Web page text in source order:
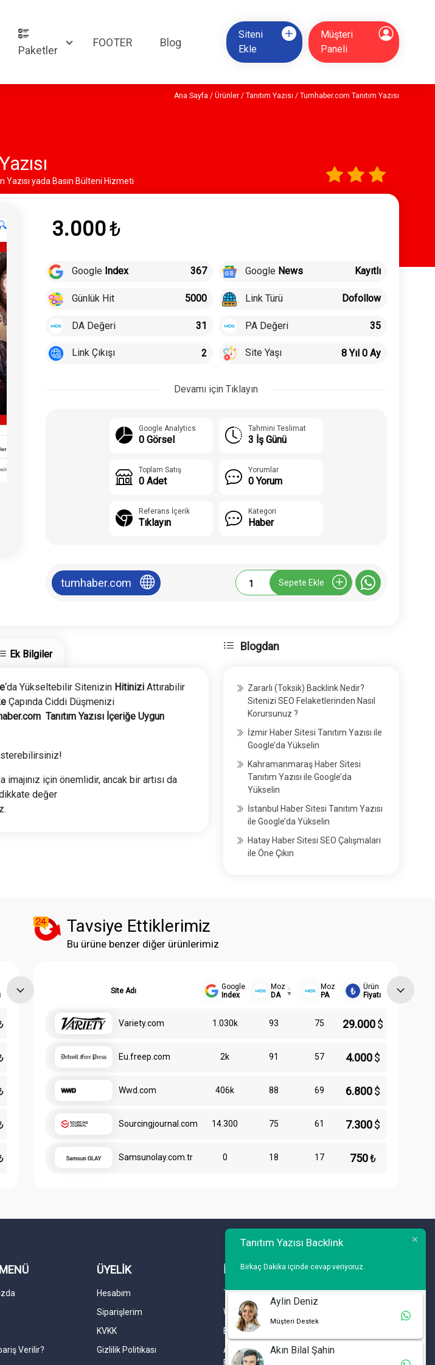
Paketler
FOOTER Blog
Siteni
Ekle
Müşteri
Paneli
Ana Sayfa / Ürünler/ Tanıtım Yazısı / Tumhaber.com Tanıtım Yazısı
Yazısı yada Basın Bülteni Hizmeti
3.000₺
Google Index 367 Google News Kayıtlı
Günlük Hit 5000 Link Türü Dofollow
DA Değeri 31 PA Değeri 35
Link Çıkışı 2 Site Yaşı 8 Yıl 0 Ay
Devamı için Tıklayın
Google Analytics
0 Görsel
Tahmini Teslimat
3 İş Günü
Toplam Satış
0 Adet
Yorumlar
0 Yorum
Referans İçerik
Tıklayın
Kategori
Haber
tumhaber.com
Tumhaber.com
Tanıtım
Sepete Ekle
Ek Bilgiler
‘da Yükseltebilir Sitenizin Hitinizi Attırabilir
Çapında Ciddi Düşmenizi
Tanıtım Yazısı İçeriğe Uygun
imajınız için önemlidir, ancak bir artısı da
değer
Blogdan
Zararlı (Toksik) Backlink Nedir?
Sitenizi SEO Felaketlerinden Nasıl
Korursunuz ?
İzmir Haber Sitesi Tanıtım Yazısı ile
Google’da Yükselin
Kahramanmaraş Haber Sitesi
Tanıtım Yazısı ile Google’da
Yükselin
İstanbul Haber Sitesi Tanıtım Yazısı
ile Google’da Yükselin
Hatay Haber Sitesi SEO Çalışmaları
ile Öne Çıkın
Tavsiye Ettiklerimiz
Bu ürüne benzer diğer ürünlerimiz
Site Adı
Google
Index
Moz
DA
Moz
PA
Ürün
Fiyatı
Variety.com 1.030k 93 75 29.000$
Eu.freep.com 2k 91 57 4.000$
Wwd.com 406k 88 69 6.800$
Sourcingjournal.com 14.300 75 61 7.300$
Samsunolay.com.tr 0 18 17 750₺
Verilir?
ÜYELİK
Hesabım
Siparişlerim
KVKK
Gizlilik Politikası
İLETİŞİM
Telefon : 0 212 461 75 87
WhatsApp : 0 212 461 75 87
E-mail :info@tanitimyazisi.com.tr
Adres : Merkez Mh. DeğirmenBahçe Cd. A1 A
Blok D : 19 Kat :1 İstwest Rezidans
Tanıtım Yazısı Backlink
Birkaç Dakika içinde cevap veriyoruz.
Aylin Deniz
Müşteri Destek
Akın Bilal Şahin